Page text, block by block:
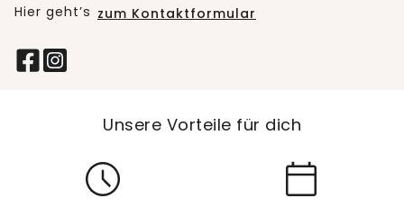
Hier geht’s zum Kontaktformular
Unsere Vorteile für dich